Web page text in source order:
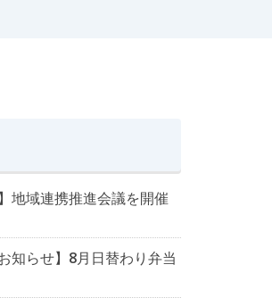
地域連携推進会議を開催
知らせ】8月日替わり弁当